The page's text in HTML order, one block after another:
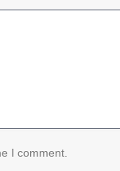
I comment.